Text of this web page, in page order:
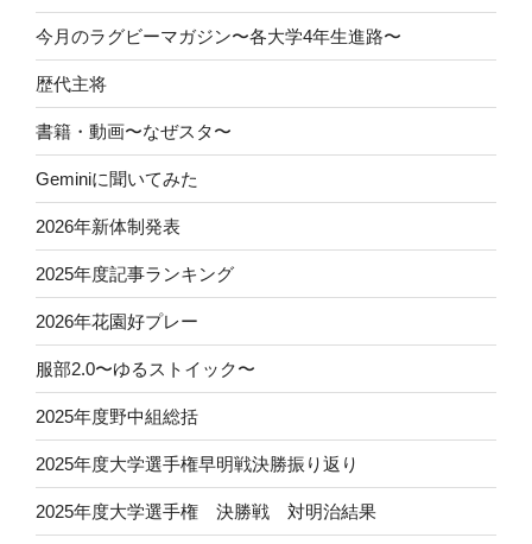
今月のラグビーマガジン〜各大学4年生進路〜
歴代主将
書籍・動画〜なぜスタ〜
Geminiに聞いてみた
2026年新体制発表
2025年度記事ランキング
2026年花園好プレー
服部2.0〜ゆるストイック〜
2025年度野中組総括
2025年度大学選手権早明戦決勝振り返り
2025年度大学選手権 決勝戦 対明治結果